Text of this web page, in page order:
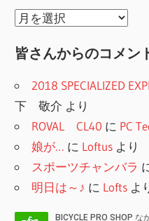
ョ
ン
リ
年
別
皆さんからのコメン
2018 SPECIALIZED
下 敬介 より
ROVAL CL40 に PC
娘が… に Loftus より
スポーツチャンバラ
明日は～♪ に Lofts よ